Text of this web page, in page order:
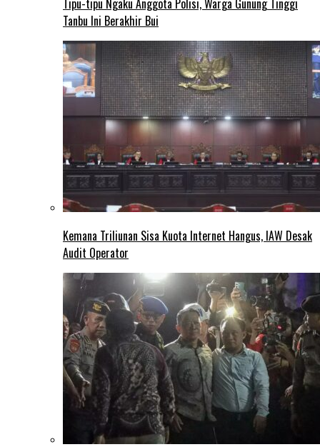
Tipu-tipu Ngaku Anggota Polisi, Warga Gunung Tinggi
Tanbu Ini Berakhir Bui
Kemana Triliunan Sisa Kuota Internet Hangus, IAW Desak
Audit Operator